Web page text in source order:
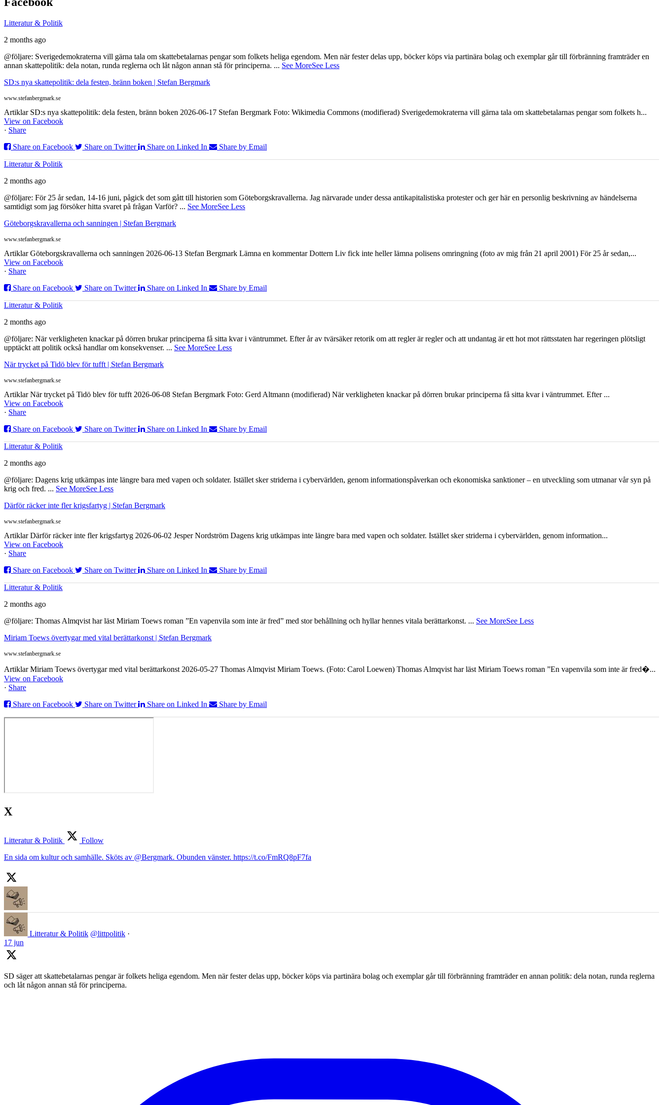
Litteratur & Politik
2 months ago
@följare: Sverigedemokraterna vill gärna tala om skattebetalarnas pengar som folkets heliga egendom. Men när fester delas upp, böcker köps via partinära bolag och exemplar går till förbränning framträder en
annan skattepolitik: dela notan, runda reglerna och låt någon annan stå för principerna. ... See MoreSee Less
SD:s nya skattepolitik: dela festen, bränn boken | Stefan Bergmark
www.stefanbergmark.se
Artiklar SD:s nya skattepolitik: dela festen, bränn boken 2026-06-17 Stefan Bergmark Foto: Wikimedia Commons (modifierad) Sverigedemokraterna vill gärna tala om skattebetalarnas pengar som folkets h...
View on Facebook
· Share
Share on Facebook
Share on Twitter Share on Linked In Share by Email
Litteratur & Politik
2 months ago
@följare: För 25 år sedan, 14-16 juni, pågick det som gått till historien som Göteborgskravallerna. Jag närvarade under dessa antikapitalistiska protester och ger här en personlig beskrivning av händelserna
samtidigt som jag försöker hitta svaret på frågan Varför? ... See MoreSee Less
Göteborgskravallerna och sanningen | Stefan Bergmark
www.stefanbergmark.se
Artiklar Göteborgskravallerna och sanningen 2026-06-13 Stefan Bergmark Lämna en kommentar Dottern Liv fick inte heller lämna polisens omringning (foto av mig från 21 april 2001) För 25 år sedan,...
View on Facebook
· Share
Share on Facebook
Share on Twitter Share on Linked In Share by Email
Litteratur & Politik
2 months ago
@följare: När verkligheten knackar på dörren brukar principerna få sitta kvar i väntrummet. Efter år av tvärsäker retorik om att regler är regler och att undantag är ett hot mot rättsstaten har regeringen plötsligt
upptäckt att politik också handlar om konsekvenser. ... See MoreSee Less
När trycket på Tidö blev för tufft | Stefan Bergmark
www.stefanbergmark.se
Artiklar När trycket på Tidö blev för tufft 2026-06-08 Stefan Bergmark Foto: Gerd Altmann (modifierad) När verkligheten knackar på dörren brukar principerna få sitta kvar i väntrummet. Efter ...
View on Facebook
· Share
Share on Facebook
Share on Twitter Share on Linked In Share by Email
Litteratur & Politik
2 months ago
@följare: Dagens krig utkämpas inte längre bara med vapen och soldater. Istället sker striderna i cybervärlden, genom informationspåverkan och ekonomiska sanktioner – en utveckling som utmanar vår syn på
krig och fred. ... See MoreSee Less
Därför räcker inte fler krigsfartyg | Stefan Bergmark
www.stefanbergmark.se
Artiklar Därför räcker inte fler krigsfartyg 2026-06-02 Jesper Nordström Dagens krig utkämpas inte längre bara med vapen och soldater. Istället sker striderna i cybervärlden, genom information...
View on Facebook
· Share
Share on Facebook
Share on Twitter Share on Linked In Share by Email
Litteratur & Politik
2 months ago
@följare: Thomas Almqvist har läst Miriam Toews roman ”En vapenvila som inte är fred” med stor behållning och hyllar hennes vitala berättarkonst. ... See MoreSee Less
Miriam Toews övertygar med vital berättarkonst | Stefan Bergmark
www.stefanbergmark.se
Artiklar Miriam Toews övertygar med vital berättarkonst 2026-05-27 Thomas Almqvist Miriam Toews. (Foto: Carol Loewen) Thomas Almqvist har läst Miriam Toews roman ”En vapenvila som inte är fred�...
View on Facebook
· Share
Share on Facebook
Share on Twitter Share on Linked In Share by Email
X
Litteratur & Politik
Follow
En sida om kultur och samhälle. Sköts av @Bergmark. Obunden vänster. https://t.co/FmRQ8pF7fa
Litteratur & Politik @littpolitik ·
17 jun
SD säger att skattebetalarnas pengar är folkets heliga egendom. Men när fester delas upp, böcker köps via partinära bolag och exemplar går till förbränning framträder en annan politik: dela notan, runda reglerna
och låt någon annan stå för principerna.